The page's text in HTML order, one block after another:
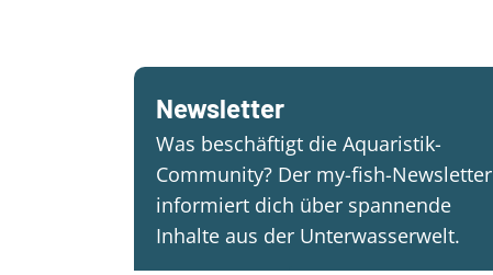
Newsletter
Was beschäftigt die Aquaristik-
Community? Der my-fish-Newsletter
informiert dich über spannende
Inhalte aus der Unterwasserwelt.